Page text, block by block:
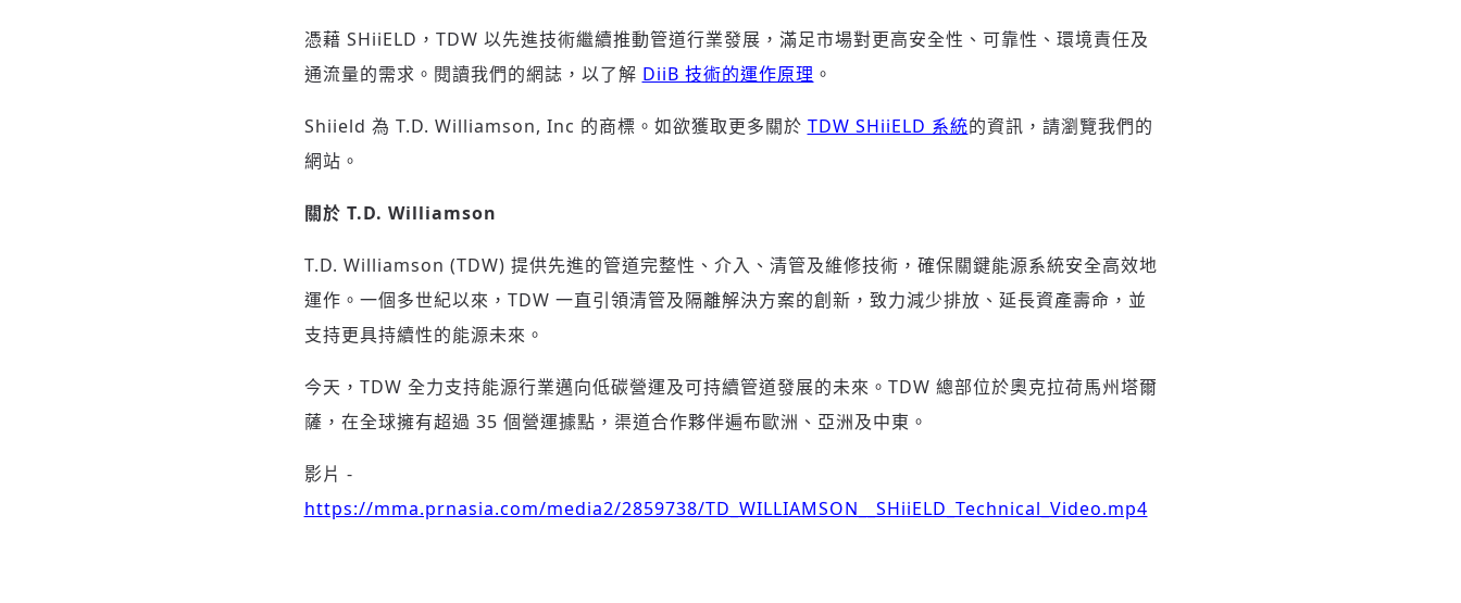
憑藉 SHiiELD，TDW 以先進技術繼續推動管道行業發展，滿足市場對更高安全性、可靠性、環境責任及
通流量的需求。閱讀我們的網誌，以了解 DiiB 技術的運作原理 。
Shiield 為 T.D. Williamson, Inc 的商標。如欲獲取更多關於 TDW SHiiELD 系統的資訊，請瀏覽我們的
網站。
關於 T.D. Williamson
T.D. Williamson (TDW) 提供先進的管道完整性、介入、清管及維修技術，確保關鍵能源系統安全高效地
運作。一個多世紀以來，TDW 一直引領清管及隔離解決方案的創新，致力減少排放、延長資產壽命，並
支持更具持續性的能源未來。
今天，TDW 全力支持能源行業邁向低碳營運及可持續管道發展的未來。TDW 總部位於奧克拉荷馬州塔爾
薩，在全球擁有超過 35 個營運據點，渠道合作夥伴遍布歐洲、亞洲及中東。
影片 -
https://mma.prnasia.com/media2/2859738/TD_WILLIAMSON__SHiiELD_Technical_Video.mp4